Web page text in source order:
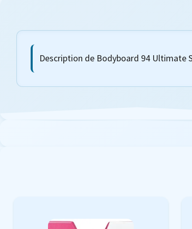
Description de Bodyboard 94 Ultimate